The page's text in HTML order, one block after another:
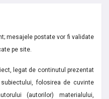
mesajele postate vor fi validate
pe site.
legat de continutul prezentat
folosirea de cuvinte
(autorilor) materialului,